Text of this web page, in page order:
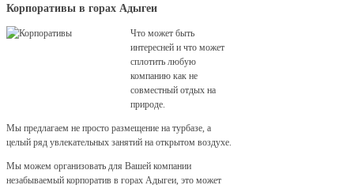
Корпоративы в горах Адыгеи
Что может быть
интересней и что может
сплотить любую
компанию как не
совместный отдых на
природе.
Мы предлагаем не просто размещение на турбазе, а
целый ряд увлекательных занятий на открытом воздухе.
Мы можем организовать для Вашей компании
незабываемый корпоратив в горах Адыгеи, это может